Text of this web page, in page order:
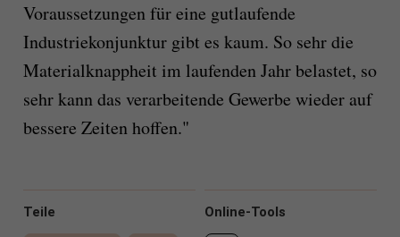
Voraussetzungen für eine gutlaufende
Industriekonjunktur gibt es kaum. So sehr die
Materialknappheit im laufenden Jahr belastet, so
sehr kann das verarbeitende Gewerbe wieder auf
bessere Zeiten hoffen."
Online-Tools
Teile